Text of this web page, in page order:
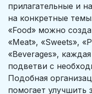
прилагательные и
на конкретные
«Food» можно
«Meat», «Sweets»,
«Beverages»,
подветви с
Подобная
помогает улучшить